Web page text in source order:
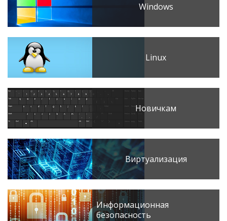
Windows
Linux
Новичкам
Виртуализация
Информационная
безопасность